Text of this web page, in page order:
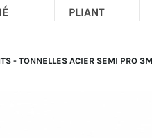
PLIANT
- TONNELLES ACIER SEMI PRO